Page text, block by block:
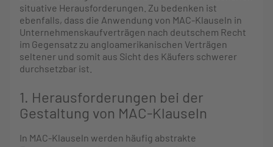
situative Herausforderungen. Zu bedenken ist
ebenfalls, dass die Anwendung von MAC-Klauseln in
Unternehmenskaufverträgen nach deutschem Recht
im Gegensatz zu angloamerikanischen Verträgen
seltener und somit aus Sicht des Käufers schwerer
durchsetzbar ist.
1. Herausforderungen bei der
Gestaltung von MAC-Klauseln
In MAC-Klauseln werden häufig abstrakte